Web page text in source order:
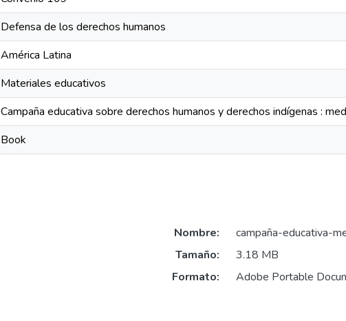
Defensa de los derechos humanos
América Latina
Materiales educativos
Campaña educativa sobre derechos humanos y derechos indígenas :
Book
Nombre:
campaña-educativa-
Tamaño:
3.18 MB
Formato:
Adobe Portable